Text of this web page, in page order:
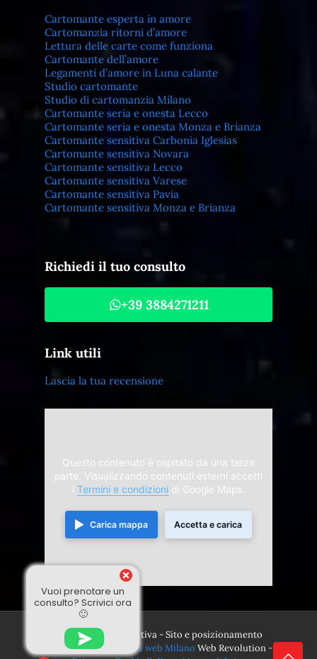
Cartomante esperta in amore
Cartomanzia ritorni d’amore
Lettura delle carte come funziona
Cartomante dell’amore
Legamenti d’amore in Luna calante
Studio cartomante
Studio di cartomanzia Milano
Cartomante seria e onesta Lecco
Cartomante seria e onesta Monza e Brianza
Cartomante sensitiva Carbonia Iglesias
Cartomante sensitiva Novara
Cartomante sensitiva Lecco
Cartomante sensitiva Varese
Cartomante sensitiva Pavia
Cartomante sensitiva Monza e Brianza
Richiedi il tuo consulto
+39 3884271211
Link utili
Lascia la tua recensione
Questo contenuto è ospitato da una terza
parte. Visualizzando contenuti esterni accetti
i Termini e condizioni di Google Maps.
Carica mappa Accetta e carica
© 2024 Divina Sensitiva - Sito e posizionamento
realizzato dall'
Agenzia web Milano Web Revolution -
Vuoi prenotare un
consulto? Scrivici ora
🙂